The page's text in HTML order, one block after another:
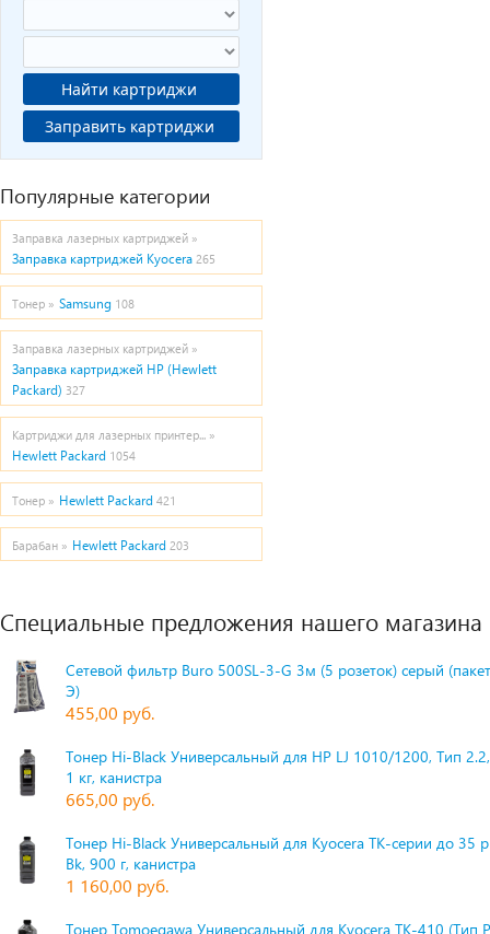
Найти картриджи
Заправить картриджи
Популярные категории
Заправка лазерных картриджей »
Заправка картриджей Kyocera 265
Тонер » Samsung 108
Заправка лазерных картриджей »
Заправка картриджей HP (Hewlett
Packard) 327
Картриджи для лазерных принтер... »
Hewlett Packard 1054
Тонер » Hewlett Packard 421
Барабан » Hewlett Packard 203
Специальные предложения нашего магазина
Сетевой фильтр Buro 500SL-3-G 3м (5 розеток) серый
Э)
455,00 руб.
Тонер Hi-Black Универсальный для HP LJ 1010/1200, Тип
1 кг, канистра
665,00 руб.
Тонер Hi-Black Универсальный для Kyocera TK-серии до 35
Bk, 900 г, канистра
1 160,00 руб.
Тонер Tomoegawa Универсальный для Kyocera TK-410 (Тип